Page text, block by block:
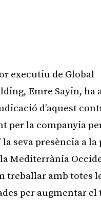
executiu de Global
Emre Sayin, ha
d’aquest
per la companyia
la seva presència a
Mediterrània
treballar amb totes
per augmentar el